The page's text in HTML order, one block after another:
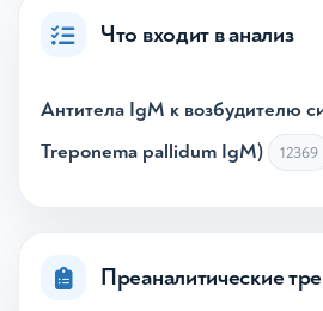
Что входит в анализ
Антитела IgM к возбудителю
Treponema pallidum IgM)
12369
Преаналитические